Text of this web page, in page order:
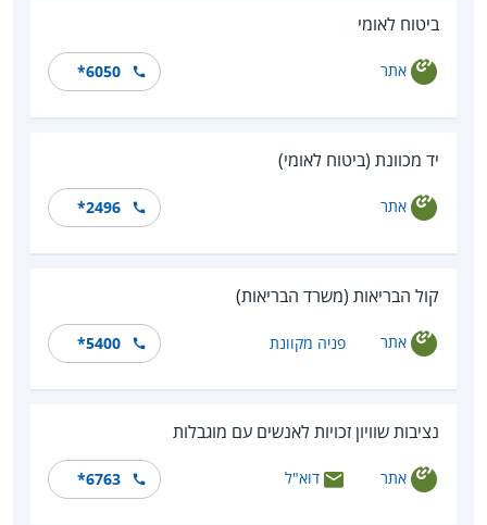
ביטוח לאומי
אתר *6050
יד מכוונת (ביטוח לאומי)
אתר *2496
קול הבריאות (משרד הבריאות)
אתר פניה מקוונת *5400
נציבות שוויון זכויות לאנשים עם מוגבלות
אתר דוא"ל *6763